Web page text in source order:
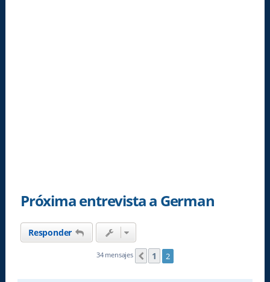
Próxima entrevista a German
Responder
34 mensajes Anterior
1 2